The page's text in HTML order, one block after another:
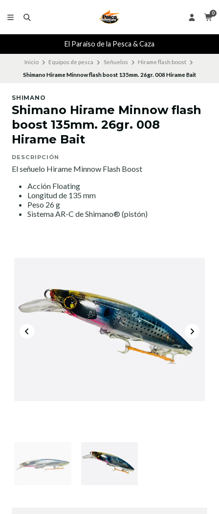
0
El Paraiso de la Pesca & Caza
Inicio Equipos de pesca Señuelos
Hirame flash boost
Shimano Hirame Minnow flash boost 135mm. 26gr. 008 Hirame Bait
SHIMANO
Shimano Hirame Minnow flash
boost 135mm. 26gr. 008
Hirame Bait
DESCRIPCIÓN
El señuelo Hirame Minnow Flash Boost
Acción Floating
Longitud de 135 mm
Peso 26 g
Sistema AR-C de Shimano® (pistón)